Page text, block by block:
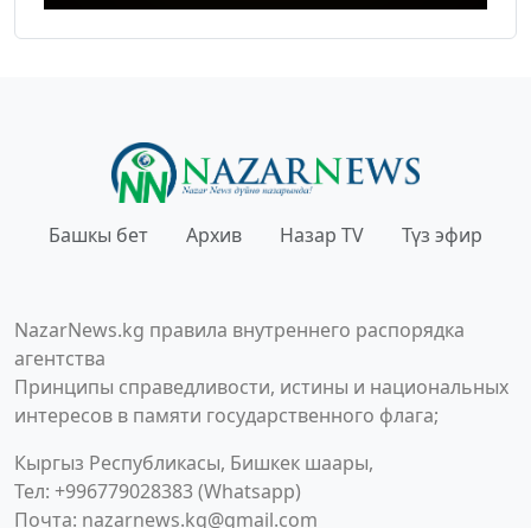
Башкы бет Архив Назар TV Түз эфир
NazarNews.kg правила внутреннего распорядка
агентства
Принципы справедливости, истины и национальных
интересов в памяти государственного флага;
Кыргыз Республикасы, Бишкек шаары,
Тел: +996779028383 (Whatsapp)
Почта: nazarnews.kg@gmail.com